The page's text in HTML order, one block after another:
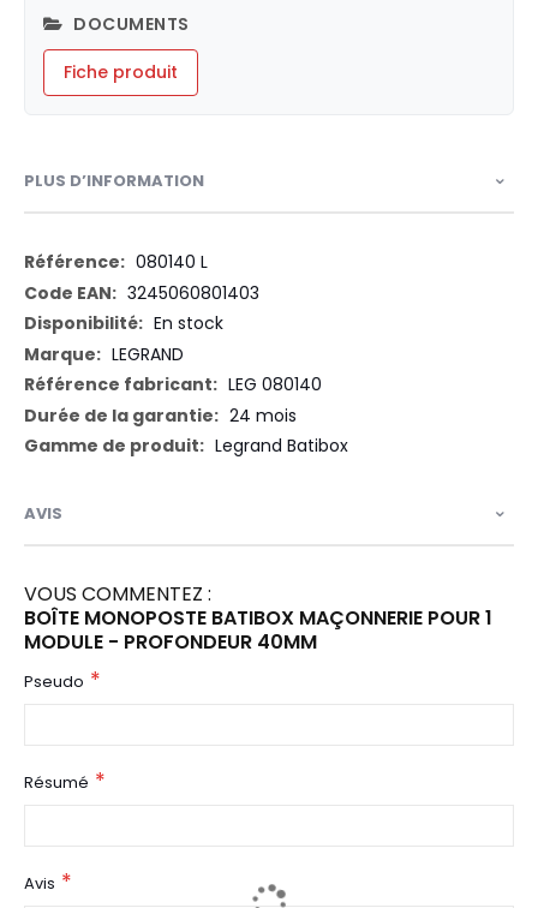
DOCUMENTS
Fiche produit
PLUS D’INFORMATION
Plus
d’information
080140 L
3245060801403
En stock
LEGRAND
LEG 080140
24 mois
Legrand Batibox
AVIS
VOUS COMMENTEZ :
BOÎTE MONOPOSTE BATIBOX MAÇONNERIE POUR 1
MODULE - PROFONDEUR 40MM
Pseudo
Résumé
Avis